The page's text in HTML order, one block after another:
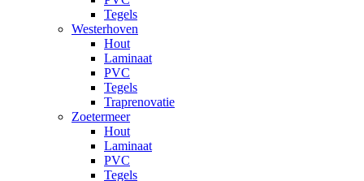
Tegels
Westerhoven
Hout
Laminaat
PVC
Tegels
Traprenovatie
Zoetermeer
Hout
Laminaat
PVC
Tegels